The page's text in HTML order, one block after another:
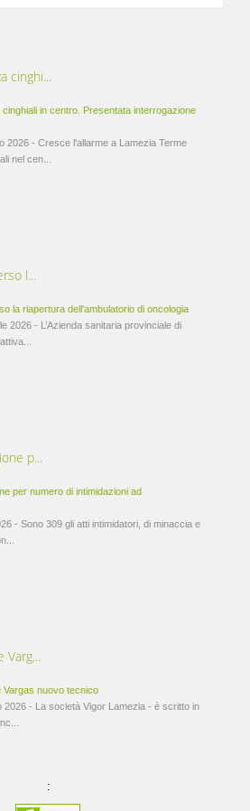
cinghi...
2026 - Cresce l'allarme a Lamezia Terme
nel cen...
l...
2026 - L’Azienda sanitaria provinciale di
p...
- Sono 309 gli atti intimidatori, di minaccia e
Varg...
2026 - La società Vigor Lamezia - è scritto in
: